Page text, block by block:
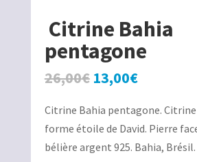
Citrine Bahia
pentagone
26,00€ Le
initial
était :
26,00€.
13,00€Le
actuel
est :
13,00€.
Citrine Bahia pentagone.
forme étoile de David. Pierre
bélière argent 925. Bahia, Brésil.